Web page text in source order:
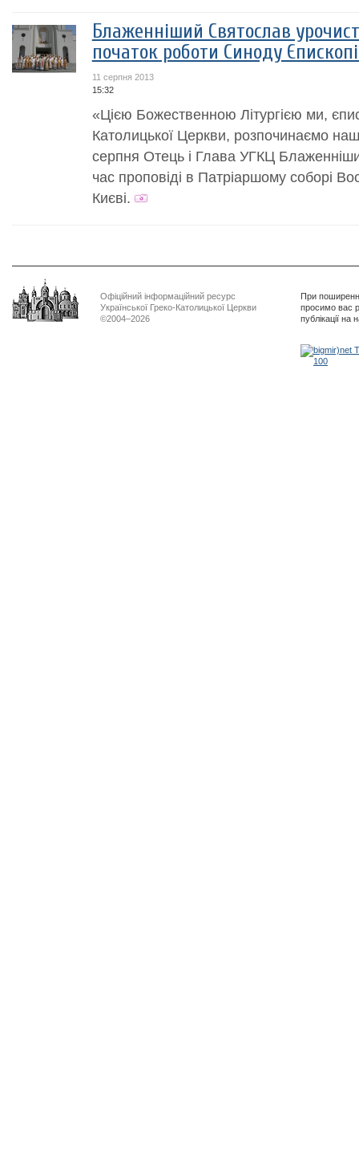
Блаженніший Святослав
початок роботи Синоду
11 серпня 2013
15:32
«Цією Божественною Літургією ми,
Католицької Церкви, розпочинаємо
серпня Отець і Глава УГКЦ
час проповіді в Патріаршому соборі
Києві.
Офіційний інформаційний ресурс
Української Греко-Католицької Церкви
©2004–2026
При
просимо вас
публікації на